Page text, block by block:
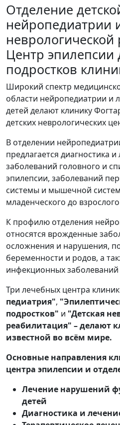
Отделение
нейропедиатрии
Центр эпилепсии
подростков
Широкий спектр
области нейропедиатрии и
детей делают клинику
детских неврологических
В отделении
предлагается диагностика
заболеваний головного и
эпилепсии, заболеваний
системы и мышечной
младенческого до
К профилю отделения
относятся врожденные
осложнения и нарушения,
беременности и родов, а
инфекционных заболеваний
Три лечебных центра
педиатрия",
подростков" и "Детская
реабилитация" – делают
известной во всём мире.
Основные направления
центра эпилепсии и
Лечение нарушений
детей
Диагностика и